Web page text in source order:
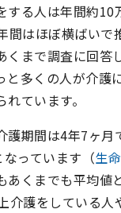
する人は年間約10
間はほぼ横ばいで
くまで調査に回答
と多くの人が介護
ています。
護期間は4年7ヶ月
っています（生
あくまでも平均値
介護をしている人